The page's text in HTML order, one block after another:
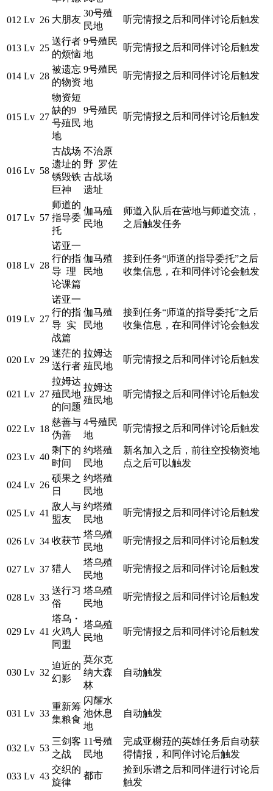
012 Lv 26 大朋友
30号殖
民地
听完情报之后和同伴讨论后触发
013 Lv 25
送行者
的烦恼
9号殖民
地
听完情报之后和同伴讨论后触发
014 Lv 28
被遗忘
的物资
9号殖民
地
听完情报之后和同伴讨论后触发
015 Lv 27
物资短
缺的9
号殖民
地
9号殖民
地
听完情报之后和同伴讨论后触发
016 Lv 58
古战场
遗址的
锈毁铁
巨神
不治原
野 罗佐
古战场
遗址
017 Lv 57
师道的
指导委
托
伽马殖
民地
师道入队后在营地与师道交流，
之后触发任务
018 Lv 28
诺亚一
行的指
导 理
论课篇
伽马殖
民地
接到任务“师道的指导委托”之后
收集信息，在和同伴讨论会触发
019 Lv 27
诺亚一
行的指
导 实
战篇
伽马殖
民地
接到任务“师道的指导委托”之后
收集信息，在和同伴讨论会触发
020 Lv 29
迷茫的
送行者
拉姆达
殖民地
听完情报之后和同伴讨论后触发
021 Lv 27
拉姆达
殖民地
的问题
拉姆达
殖民地
听完情报之后和同伴讨论后触发
022 Lv 18
慈善与
伪善
4号殖民
地
听完情报之后和同伴讨论后触发
023 Lv 40
剩下的
时间
约塔殖
民地
新名加入之后，前往空投物资地
点之后可以触发
024 Lv 26
硕果之
日
约塔殖
民地
025 Lv 41
敌人与
盟友
约塔殖
民地
听完情报之后和同伴讨论后触发
026 Lv 34 收获节
塔乌殖
民地
听完情报之后和同伴讨论后触发
027 Lv 37 猎人
塔乌殖
民地
听完情报之后和同伴讨论后触发
028 Lv 33
送行习
俗
塔乌殖
民地
听完情报之后和同伴讨论后触发
029 Lv 41
塔乌・
火鸡人
同盟
塔乌殖
民地
听完情报之后和同伴讨论后触发
030 Lv 32
迫近的
幻影
莫尔克
纳大森
林
自动触发
031 Lv 33
重新筹
集粮食
闪耀水
池休息
地
自动触发
032 Lv 53
三剑客
之战
11号殖
民地
完成亚榭菈的英雄任务后自动获
得情报，和同伴讨论后触发
033 Lv 43
交织的
旋律
都市
捡到乐谱之后和同伴进行讨论后
触发